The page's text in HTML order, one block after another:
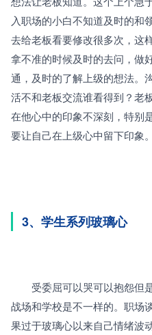
入职场的小白不知道及时的和
去给老板看要修改很多次，这
拿不准的时候及时的去问，做
通，及时的了解上级的想法。
活不和老板交流谁看得到？老
在他心中的印象不深刻，特别
要让自己在上级心中留下印象。
3、学生系列玻璃心
受委屈可以哭可以抱怨但
战场和学校是不一样的。职场
果过于玻璃心以来自己情绪波